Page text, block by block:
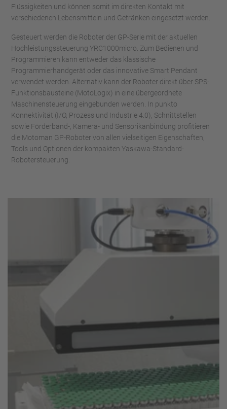
Flüssigkeiten und können somit im direkten Kontakt mit
verschiedenen Lebensmitteln und Getränken eingesetzt werden.
Gesteuert werden die Roboter der GP-Serie mit der aktuellen
Hochleistungssteuerung YRC1000micro. Zum Bedienen und
Programmieren kann entweder das klassische
Programmierhandgerät oder das innovative Smart Pendant
verwendet werden. Alternativ kann der Roboter direkt über SPS-
Funktionsbausteine (MotoLogix) in eine übergeordnete
Maschinensteuerung eingebunden werden. In punkto
Konnektivität (I/O, Prozess und Industrie 4.0), Schnittstellen
sowie Förderband-, Kamera- und Sensorikanbindung profitieren
die Motoman GP-Roboter von allen vielseitigen Eigenschaften,
Tools und Optionen der kompakten Yaskawa-Standard-
Robotersteuerung.